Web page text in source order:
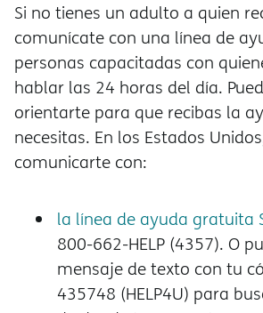
Si no tienes un adulto a quien
comunícate con una línea de
personas capacitadas con
hablar las 24 horas del día.
orientarte para que recibas la
necesitas. En los Estados
comunicarte con:
la línea de ayuda gratuita
800-662-HELP (4357). O
mensaje de texto con tu
435748 (HELP4U) para